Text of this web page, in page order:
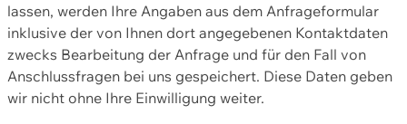
lassen, werden Ihre Angaben aus dem Anfrageformular
inklusive der von Ihnen dort angegebenen Kontaktdaten
zwecks Bearbeitung der Anfrage und für den Fall von
Anschlussfragen bei uns gespeichert. Diese Daten geben
wir nicht ohne Ihre Einwilligung weiter.